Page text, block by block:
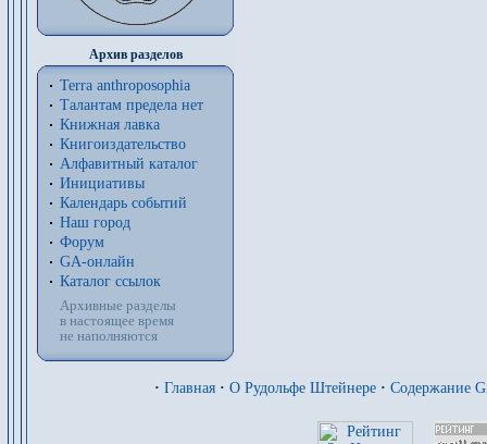
Архив разделов
Terra anthroposophia
Талантам предела нет
Книжная лавка
Книгоиздательство
Алфавитный каталог
Инициативы
Календарь событий
Наш город
Форум
GA-онлайн
Каталог ссылок
Архивные разделы
в настоящее время
не наполняются
· Главная · О Рудольфе Штейнере · Содержание